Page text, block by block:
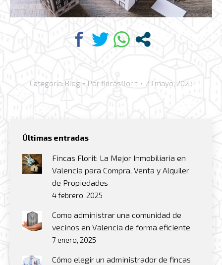
Categoría: Blog Porfincasflorit 23 mayo, 2023
Últimas entradas
Fincas Florit: La Mejor Inmobiliaria en
Valencia para Compra, Venta y Alquiler
de Propiedades
4 febrero, 2025
Como administrar una comunidad de
vecinos en Valencia de forma eficiente
7 enero, 2025
Cómo elegir un administrador de fincas